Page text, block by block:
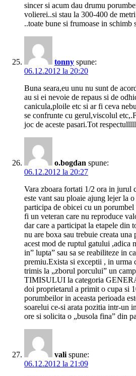
sincer si acum dau drumu
volierei..si stau la 300-400 de
..toate bune si frumoase in schimb
tonny spune:
06.12.2012 la 20:20
Buna seara,eu unu nu sunt de
au si ei nevoie de repaus si de
canicula,ploile etc si ar fi ceva
se confrunte cu gerul,viscolul
joc de aceste pasari.Tot
o.bogdan spune:
06.12.2012 la 20:27
Vara zboara fortati 1/2 ora in jurul
este vant sau ploaie ajung lejer la
participa de obicei cu un porumbel
fi un veteran care nu reproduce
dar care a participat la etapele din
nu are boxa sau trebuie creata una
acest mod de ruptul gatului ,adica
in” lupta” sau sa se reabiliteze in
premiu.Exista si exceptii , in
trimis la „zborul porcului” un
TIMISULUI la categoria
doi proprietarul a primit o cupa si
porumbeilor in aceasta perioada
soarelui ce-si arata pozitia intr-un
ore si solicita o „busola fina” din
vali spune:
06.12.2012 la 21:09